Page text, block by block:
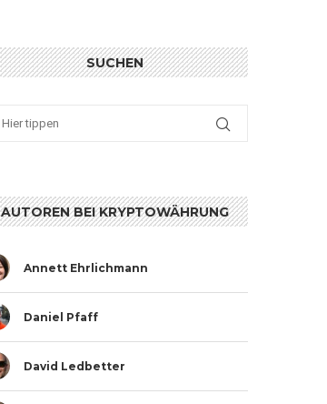
SUCHEN
AUTOREN BEI KRYPTOWÄHRUNG
Annett Ehrlichmann
Daniel Pfaff
David Ledbetter